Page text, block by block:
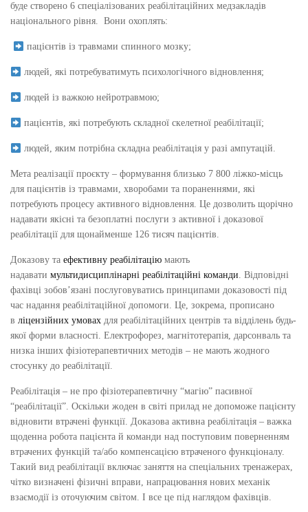
буде створено 6 спеціалізованих реабілітаційних медзакладів
національного рівня. Вони охоплять:
пацієнтів із травмами спинного мозку;
людей, які потребуватимуть психологічного відновлення;
людей із важкою нейротравмою;
пацієнтів, які потребують складної скелетної реабілітації;
людей, яким потрібна складна реабілітація у разі ампутацій.
Мета реалізації проєкту – формування близько 7 800 ліжко-місць
для пацієнтів із травмами, хворобами та пораненнями, які
потребують процесу активного відновлення. Це дозволить щорічно
надавати якісні та безоплатні послуги з активної і доказової
реабілітації для щонайменше 126 тисяч пацієнтів.
Доказову та ефективну реабілітацію мають
надавати мультидисциплінарні реабілітаційні команди. Відповідні
фахівці зобов’язані послуговуватись принципами доказовості під
час надання реабілітаційної допомоги. Це, зокрема, прописано
в ліцензійних умовах для реабілітаційних центрів та відділень будь-
якої форми власності. Електрофорез, магнітотерапія, дарсонваль та
низка інших фізіотерапевтичних методів – не мають жодного
стосунку до реабілітації.
Реабілітація – не про фізіотерапевтичну “магію” пасивної
“реабілітації”. Оскільки жоден в світі прилад не допоможе пацієнту
відновити втрачені функції. Доказова активна реабілітація – важка
щоденна робота пацієнта й команди над поступовим поверненням
втрачених функцій та/або компенсацією втраченого функціоналу.
Такий вид реабілітації включає заняття на спеціальних тренажерах,
чітко визначені фізичні вправи, напрацювання нових механік
взаємодії із оточуючим світом. І все це під наглядом фахівців.